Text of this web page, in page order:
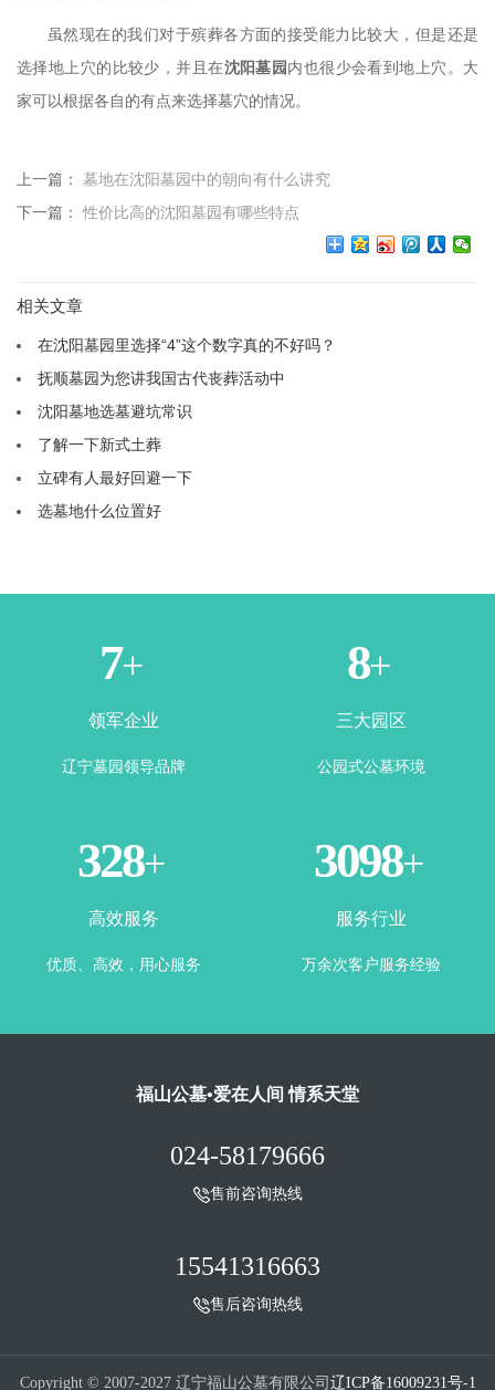
虽然现在的我们对于殡葬各方面的接受能力比较大，但是还是
选择地上穴的比较少，并且在沈阳墓园 内也很少会看到地上穴。大
家可以根据各自的有点来选择墓穴的情况。
上一篇： 墓地在沈阳墓园中的朝向有什么讲究
下一篇： 性价比高的沈阳墓园有哪些特点
相关文章
在沈阳墓园里选择“4”这个数字真的不好吗？
抚顺墓园为您讲我国古代丧葬活动中
沈阳墓地选墓避坑常识
了解一下新式土葬
立碑有人最好回避一下
选墓地什么位置好
3+
领军企业
辽宁墓园领导品牌
5+
三大园区
公园式公墓环境
355+
高效服务
优质、高效，用心服务
3385+
服务行业
万余次客户服务经验
福山公墓•爱在人间 情系天堂
024-58179666
售前咨询热线
15541316663
售后咨询热线
Copyright © 2007-2027 辽宁福山公墓有限公司 辽ICP备16009231号-1